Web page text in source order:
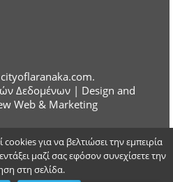
Δεδομένων | Design and
Web & Marketing
για να βελτιώσει την εμπειρία
μαζί σας εφόσον συνεχίσετε την
στη σελίδα.